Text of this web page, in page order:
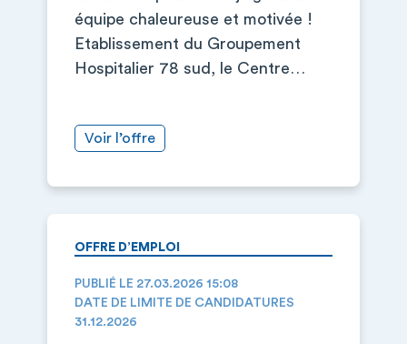
équipe chaleureuse et motivée !
Etablissement du Groupement
Hospitalier 78 sud, le Centre…
Voir l’offre
OFFRE D’EMPLOI
PUBLIÉ LE 27.03.2026 15:08
DATE DE LIMITE DE CANDIDATURES
31.12.2026